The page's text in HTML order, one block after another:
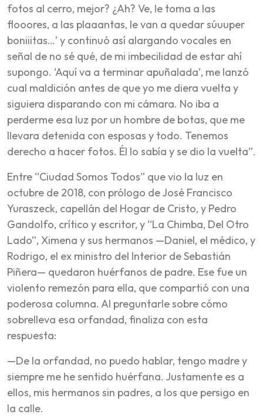
fotos al cerro, mejor? ¿Ah? Ve, le toma a las
flooores, a las plaaantas, le van a quedar súuuper
boniiitas…’ y continuó así alargando vocales en
señal de no sé qué, de mi imbecilidad de estar ahí
supongo. ‘Aquí va a terminar apuñalada’, me lanzó
cual maldición antes de que yo me diera vuelta y
siguiera disparando con mi cámara. No iba a
perderme esa luz por un hombre de botas, que me
llevara detenida con esposas y todo. Tenemos
derecho a hacer fotos. Él lo sabía y se dio la vuelta”.
Entre “Ciudad Somos Todos” que vio la luz en
octubre de 2018, con prólogo de José Francisco
Yuraszeck, capellán del Hogar de Cristo, y Pedro
Gandolfo, crítico y escritor, y “La Chimba, Del Otro
Lado”, Ximena y sus hermanos —Daniel, el médico, y
Rodrigo, el ex ministro del Interior de Sebastián
Piñera— quedaron huérfanos de padre. Ese fue un
violento remezón para ella, que compartió con una
poderosa columna. Al preguntarle sobre cómo
sobrelleva esa orfandad, finaliza con esta
respuesta:
—De la orfandad, no puedo hablar, tengo madre y
siempre me he sentido huérfana. Justamente es a
ellos, mis hermanos sin padres, a los que persigo en
la calle.